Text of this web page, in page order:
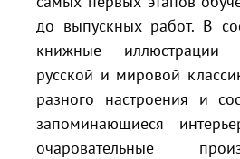
до выпускных работ. В
книжные иллюстрации
русской и мировой
разного настроения и
запоминающиеся
очаровательные